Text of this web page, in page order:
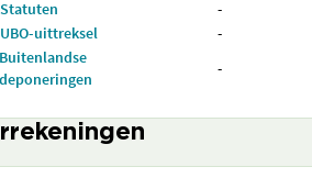
Statuten
-
UBO-uittreksel
-
Buitenlandse
deponeringen
-